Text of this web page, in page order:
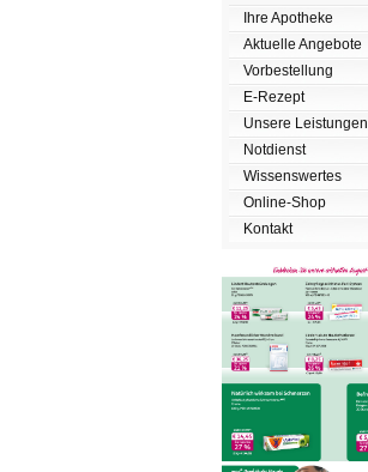
Ihre Apotheke
Aktuelle Angebote
Vorbestellung
E-Rezept
Unsere Leistungen
Notdienst
Wissenswertes
Online-Shop
Kontakt